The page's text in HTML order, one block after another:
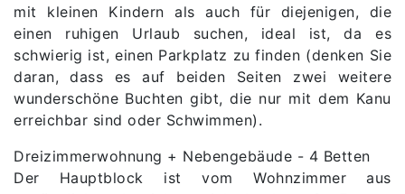
mit kleinen Kindern als auch für diejenigen, die
einen ruhigen Urlaub suchen, ideal ist, da es
schwierig ist, einen Parkplatz zu finden (denken Sie
daran, dass es auf beiden Seiten zwei weitere
wunderschöne Buchten gibt, die nur mit dem Kanu
erreichbar sind oder Schwimmen).
Dreizimmerwohnung + Nebengebäude - 4 Betten
Der Hauptblock ist vom Wohnzimmer aus